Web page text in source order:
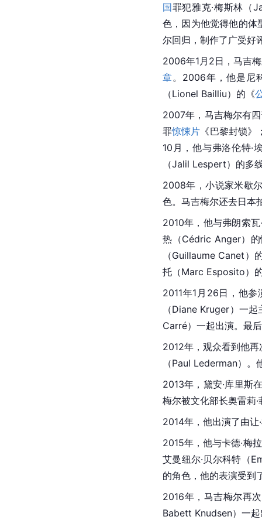
国罪犯雅克·梅斯林（
色，因为他觉得他的体
尔回归，制作了广受好
2006年1月2日，马吉
章。2006年，他是尼
（Lionel Bailliu）的《
2007年，马吉梅尔有
罪惊悚片 《巴黎封锁
10月，他与弗洛伦特·
（Jalil Lespert）的多
2008年，小说家米歇
色。马吉梅尔还去日本
2010年，他与弗朗索
热（Cédric Anger）
（Guillaume Canet）
托（Marc Esposito）
2011年1月26日，他
（Diane Kruger）一
Carré）一起出演。最
2012年，观众看到他再
（Paul Lederman）
2013年，黛安·库里斯
梅尔被文化部长奥雷莉
2014年，他出演了由
2015年，他与卡德·梅
艾曼纽尔·贝尔科特（
的角色，他的表演受到
2016年，马吉梅尔再
Babett Knudsen）一起